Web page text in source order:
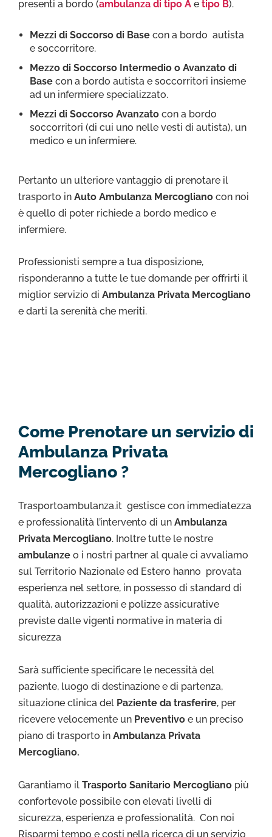
presenti a bordo (ambulanza di tipo A e tipo B).
Mezzi di Soccorso di Basecon a bordo autista
e soccorritore.
Mezzo di Soccorso Intermedio o Avanzato di
Basecon a bordo autista e soccorritori insieme
ad un infermiere specializzato.
Mezzi di Soccorso Avanzatocon a bordo
soccorritori (di cui uno nelle vesti di autista), un
medico e un infermiere.
Pertanto un ulteriore vantaggio di prenotare il
trasporto in Auto Ambulanza Mercogliano con noi
è quello di poter richiede a bordo medico e
infermiere.
Professionisti sempre a tua disposizione,
risponderanno a tutte le tue domande per offrirti il
miglior servizio di Ambulanza Privata Mercogliano
e darti la serenità che meriti.
Come Prenotare un servizio di
Ambulanza Privata
Mercogliano ?
Trasportoambulanza.it gestisce con immediatezza
e professionalità l’intervento di un Ambulanza
Privata Mercogliano. Inoltre tutte le nostre
ambulanze o i nostri partner al quale ci avvaliamo
sul Territorio Nazionale ed Estero hanno provata
esperienza nel settore, in possesso di standard di
qualità, autorizzazioni e polizze assicurative
previste dalle vigenti normative in materia di
sicurezza
Sarà sufficiente specificare le necessità del
paziente, luogo di destinazione e di partenza,
situazione clinica del Paziente da trasferire, per
ricevere velocemente un Preventivo e un preciso
piano di trasporto in Ambulanza Privata
Mercogliano.
Garantiamo il Trasporto Sanitario Mercogliano più
confortevole possibile con elevati livelli di
sicurezza, esperienza e professionalità. Con noi
Risparmi tempo e costi nella ricerca di un servizio